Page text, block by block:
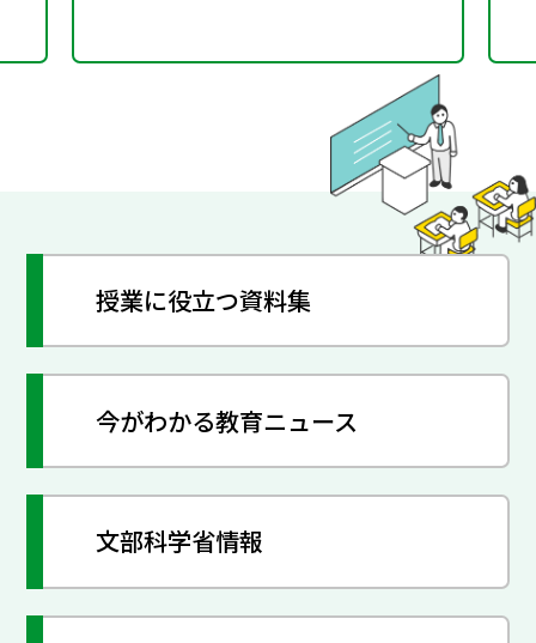
授業に役立つ資料集
今がわかる教育ニュース
文部科学省情報